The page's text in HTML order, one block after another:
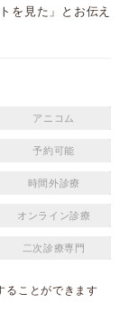
を見た」とお伝え
アニコム
予約可能
時間外診療
オンライン診療
二次診療専門
ることができます